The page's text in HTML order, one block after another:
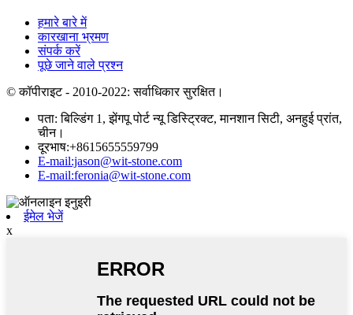
हमारे बारे में
कारखाना भ्रमण
संपर्क करें
पूछे जाने वाले प्रश्न
© कॉपीराइट - 2010-2022: सर्वाधिकार सुरक्षित।
पता: बिल्डिंग 1, झेंगपू पोर्ट न्यू डिस्ट्रिक्ट, मानशान सिटी, अनहुई प्रांत,
चीन।
दूरभाष:+8615655559799
E-mail:jason@wit-stone.com
E-mail:feronia@wit-stone.com
ईमेल भेजें
x